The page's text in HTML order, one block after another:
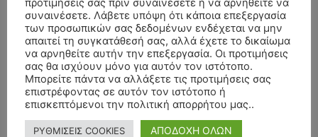
συναινέσετε. Λάβετε υπόψη ότι κάποια επεξεργασία
των προσωπικών σας δεδομένων ενδέχεται να μην
απαιτεί τη συγκατάθεσή σας, αλλά έχετε το δικαίωμα
να αρνηθείτε αυτήν την επεξεργασία. Οι προτιμήσεις
σας θα ισχύουν μόνο για αυτόν τον ιστότοπο.
Μπορείτε πάντα να αλλάξετε τις προτιμήσεις σας
επιστρέφοντας σε αυτόν τον ιστότοπο ή
επισκεπτόμενοι την πολιτική απορρήτου μας..
ΡΥΘΜΙΣΕΙΣ COOKIES ΑΠΟΔΟΧΗ ΟΛΩΝ